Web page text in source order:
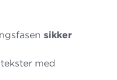
sikker
med